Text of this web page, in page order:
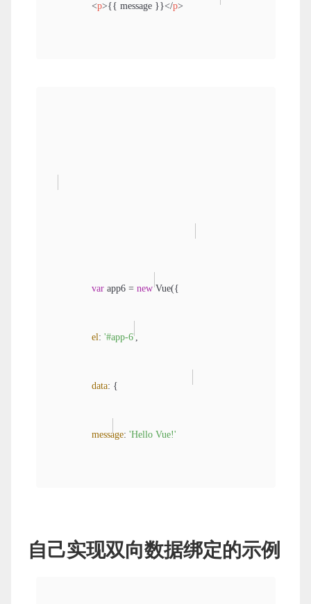
<p>{{ message }}</p>
var app6 = new Vue({
el: '#app-6',
data: {
message: 'Hello Vue!'
自己实现双向数据绑定的示例